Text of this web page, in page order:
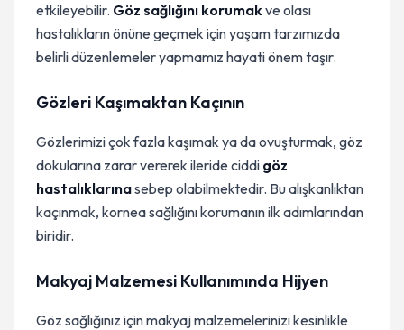
etkileyebilir. Göz sağlığını korumakve olası
hastalıkların önüne geçmek için yaşam tarzımızda
belirli düzenlemeler yapmamız hayati önem taşır.
Gözleri Kaşımaktan Kaçının
Gözlerimizi çok fazla kaşımak ya da ovuşturmak, göz
dokularına zarar vererek ileride ciddi göz
hastalıklarınasebep olabilmektedir. Bu alışkanlıktan
kaçınmak, kornea sağlığını korumanın ilk adımlarından
biridir.
Makyaj Malzemesi Kullanımında Hijyen
Göz sağlığınız için makyaj malzemelerinizi kesinlikle